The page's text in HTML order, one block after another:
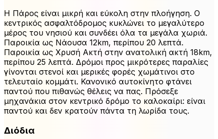
Η Πάρος είναι μικρή και εύκολη στην πλοήγηση. Ο
κεντρικός ασφαλτόδρομος κυκλώνει το μεγαλύτερο
μέρος του νησιού και συνδέει όλα τα μεγάλα χωριά.
Παροικία ως Νάουσα 12km, περίπου 20 λεπτά.
Παροικία ως Χρυσή Ακτή στην ανατολική ακτή 18km,
περίπου 25 λεπτά. Δρόμοι προς μικρότερες παραλίες
γίνονται στενοί και μερικές φορές χωμάτινοι στο
τελευταίο κομμάτι. Κανονικό αυτοκίνητο φτάνει
παντού που πιθανώς θέλεις να πας. Πρόσεξε
μηχανάκια στον κεντρικό δρόμο το καλοκαίρι: είναι
παντού και δεν κρατούν πάντα τη λωρίδα τους.
Διόδια